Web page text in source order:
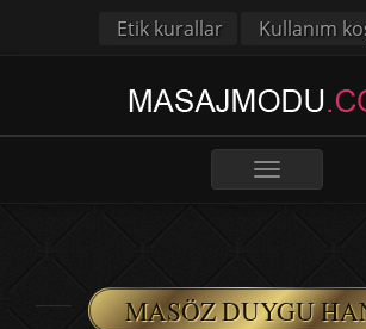
Etik kurallar Kullanım
Toggle
MASÖZ DUYGU